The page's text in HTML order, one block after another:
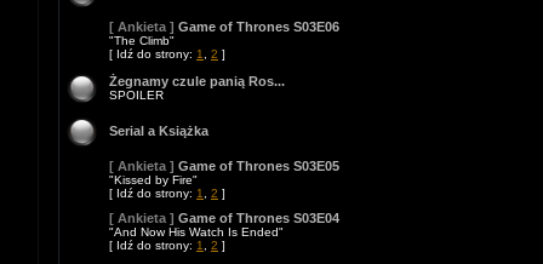
[ Ankieta ] Game of Thrones S03E06
"The Climb"
[ Idź do strony: 1 2 ]
Żegnamy czule panią Ros...
SPOILER
Serial a Książka
[ Ankieta ] Game of Thrones S03E05
"Kissed by Fire"
[ Idź do strony: 1 2 ]
[ Ankieta ] Game of Thrones S03E04
"And Now His Watch Is Ended"
[ Idź do strony: 1 2 ]